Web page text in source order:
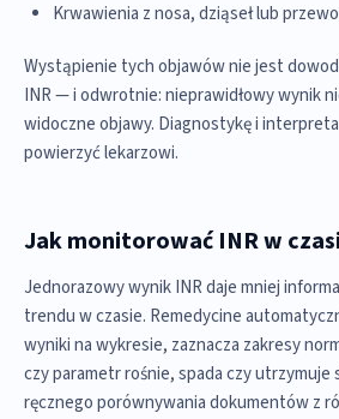
Krwawienia z nosa, dziąseł lub
Wystąpienie tych objawów nie jest
INR — i odwrotnie: nieprawidłowy wynik
widoczne objawy. Diagnostykę i
powierzyć lekarzowi.
Jak monitorować INR w
Jednorazowy wynik INR daje mniej
trendu w czasie. Remedycine
wyniki na wykresie, zaznacza zakresy
czy parametr rośnie, spada czy
ręcznego porównywania dokumentów z